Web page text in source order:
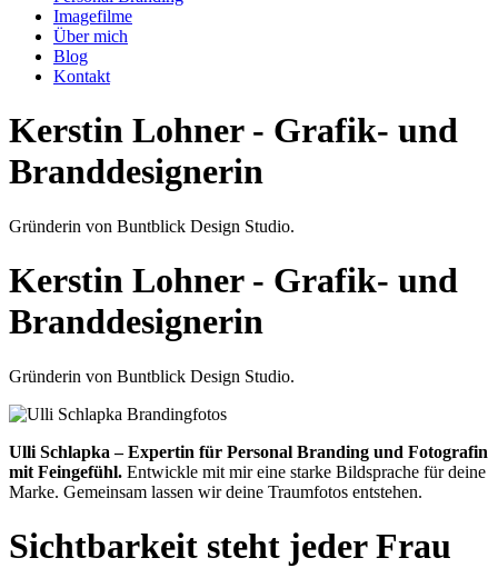
Imagefilme
Über mich
Blog
Kontakt
Kerstin Lohner - Grafik- und
Branddesignerin
Gründerin von Buntblick Design Studio.
Kerstin Lohner - Grafik- und
Branddesignerin
Gründerin von Buntblick Design Studio.
Ulli Schlapka – Expertin für Personal Branding und Fotografin
mit Feingefühl. Entwickle mit mir eine starke Bildsprache für deine
Marke. Gemeinsam lassen wir deine Traumfotos entstehen.
Sichtbarkeit steht jeder Frau